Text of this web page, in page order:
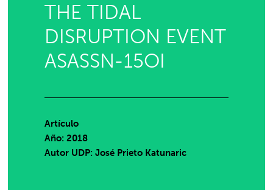
THE TIDAL
DISRUPTION EVENT
ASASSN-15OI
Artículo
Año: 2018
Autor UDP:José Prieto Katunaric